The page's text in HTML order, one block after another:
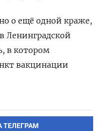
о ещё одной краже,
Ленинградской
в котором
вакцинации
ТЕЛЕГРАМ